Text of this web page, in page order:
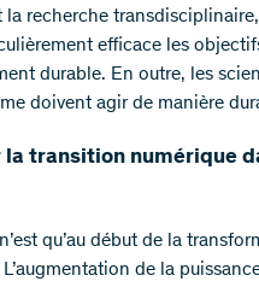
la recherche
efficace les
durable. En outre, les
doivent agir de manière
la transition numérique
qu’au début de la
de la